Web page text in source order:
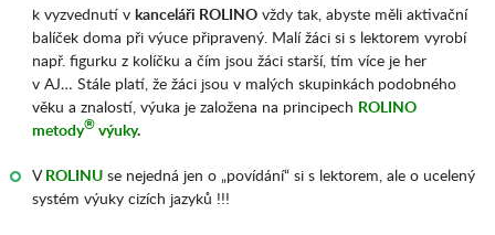
k vyzvednutí v kanceláři ROLINOvždy tak, abyste měli aktivační
balíček doma při výuce připravený. Malí žáci si s lektorem vyrobí
např. figurku z kolíčku a čím jsou žáci starší, tím více je her
v AJ… Stále platí, že žáci jsou v malých skupinkách podobného
věku a znalostí, výuka je založena na principech ROLINO
metody®výuky.
VROLINU se nejedná jen o „povídání“ si s lektorem, ale o ucelený
systém výuky cizích jazyků !!!